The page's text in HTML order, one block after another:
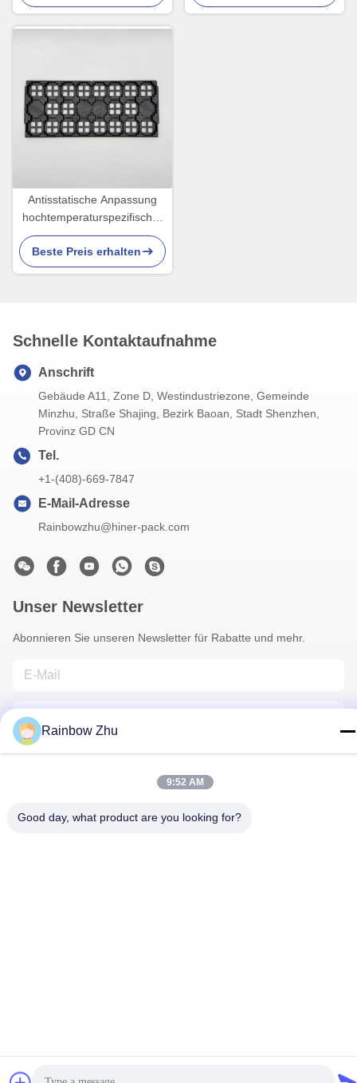
Antisstatische Anpassung
hochtemperaturspezifischer
JEDEC-Träger für PCB-
Fertigungsanlagen
Beste Preis erhalten
Schnelle Kontaktaufnahme
Anschrift
Gebäude A11, Zone D, Westindustriezone, Gemeinde
Minzhu, Straße Shajing, Bezirk Baoan, Stadt Shenzhen,
Provinz GD CN
Tel.
+1-(408)-669-7847
E-Mail-Adresse
Rainbowzhu@hiner-pack.com
Unser Newsletter
Abonnieren Sie unseren Newsletter für Rabatte und mehr.
Rainbow Zhu
9:52 AM
Good day, what product are you looking for?